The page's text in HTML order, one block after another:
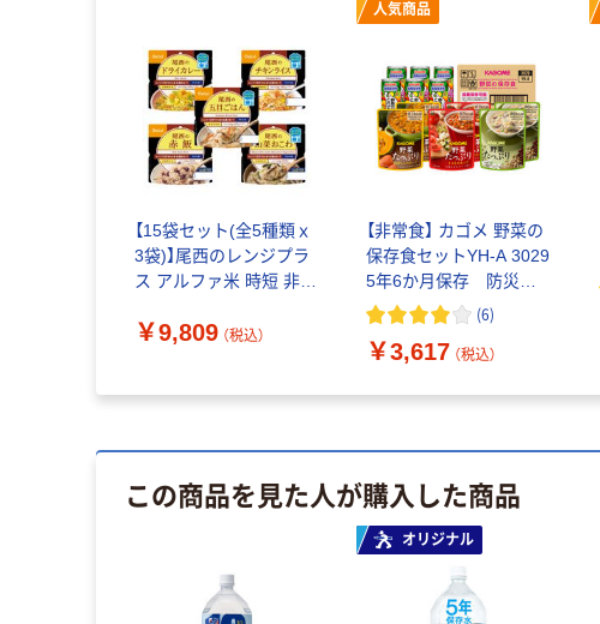
【15袋セット(全5種類ｘ
3袋)】尾西のレンジプラ
ス アルファ米 時短 非常
キャンプ アルファー米
￥9,809 （税込）
人気商品
【非常食】 カゴメ 野菜の
保存食セットYH-A 3029
5年6か月保存 防災備
蓄 1ケース
(6)
￥3,617 （税込）
この商品を見た人が購入した商品
オリジナル